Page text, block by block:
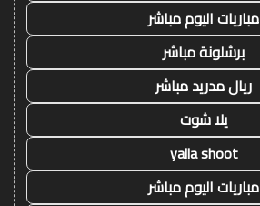
مباريات اليوم مباشر
برشلونة مباشر
ريال مدريد مباشر
يلا شوت
yalla shoot
مباريات اليوم مباشر